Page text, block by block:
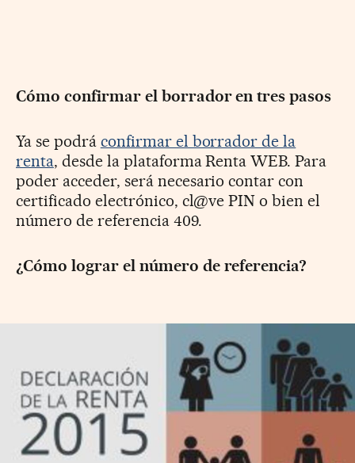
Cómo confirmar el borrador en tres pasos
Ya se podrá confirmar el borrador de la
renta, desde la plataforma Renta WEB. Para
poder acceder, será necesario contar con
certificado electrónico, cl@ve PIN o bien el
número de referencia 409.
¿Cómo lograr el número de referencia?